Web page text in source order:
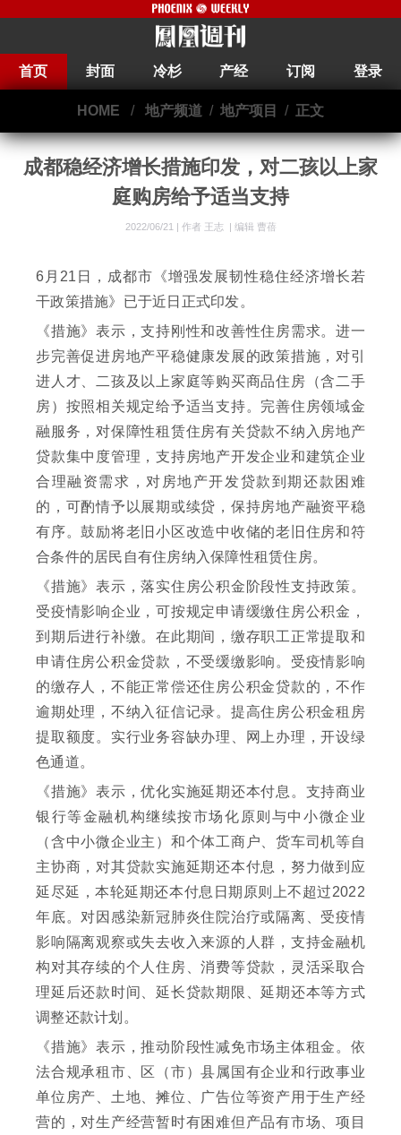
首页 封面 冷杉 产经 订阅 登录
HOME / 地产频道 / 地产项目 / 正文
成都稳经济增长措施印发，对二孩以上家
庭购房给予适当支持
2022/06/21 | 作者 王志 编辑 曹蓓
6月21日，成都市《增强发展韧性稳住经济增长若
干政策措施》已于近日正式印发。
《措施》表示，支持刚性和改善性住房需求。进一
步完善促进房地产平稳健康发展的政策措施，对引
进人才、二孩及以上家庭等购买商品住房（含二手
房）按照相关规定给予适当支持。完善住房领域金
融服务，对保障性租赁住房有关贷款不纳入房地产
贷款集中度管理，支持房地产开发企业和建筑企业
合理融资需求，对房地产开发贷款到期还款困难
的，可酌情予以展期或续贷，保持房地产融资平稳
有序。鼓励将老旧小区改造中收储的老旧住房和符
合条件的居民自有住房纳入保障性租赁住房。
《措施》表示，落实住房公积金阶段性支持政策。
受疫情影响企业，可按规定申请缓缴住房公积金，
到期后进行补缴。在此期间，缴存职工正常提取和
申请住房公积金贷款，不受缓缴影响。受疫情影响
的缴存人，不能正常偿还住房公积金贷款的，不作
逾期处理，不纳入征信记录。提高住房公积金租房
提取额度。实行业务容缺办理、网上办理，开设绿
色通道。
《措施》表示，优化实施延期还本付息。支持商业
银行等金融机构继续按市场化原则与中小微企业
（含中小微企业主）和个体工商户、货车司机等自
主协商，对其贷款实施延期还本付息，努力做到应
延尽延，本轮延期还本付息日期原则上不超过2022
年底。对因感染新冠肺炎住院治疗或隔离、受疫情
影响隔离观察或失去收入来源的人群，支持金融机
构对其存续的个人住房、消费等贷款，灵活采取合
理延后还款时间、延长贷款期限、延期还本等方式
调整还款计划。
《措施》表示，推动阶段性减免市场主体租金。依
法合规承租市、区（市）县属国有企业和行政事业
单位房产、土地、摊位、广告位等资产用于生产经
营的，对生产经营暂时有困难但产品有市场、项目